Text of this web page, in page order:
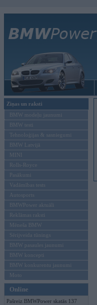
Ziņas un raksti
BMW modeļu jaunumi
BMW testi
Tehnoloģijas & sasniegumi
BMW Latvijā
MINI
Rolls-Royce
Pasākumi
Vadāmības tests
Autosports
BMWPower aktuāli
Reklāmas raksti
Mēneša BMW
Sērijveida tūnings
BMW pasaules jaunumi
BMW koncepti
BMW konkurentu jaunumi
Moto
Online
Pašreiz BMWPower skatās 137